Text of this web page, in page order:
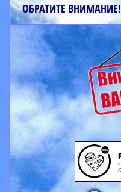
ОБРАТИТЕ ВНИМАНИЕ!